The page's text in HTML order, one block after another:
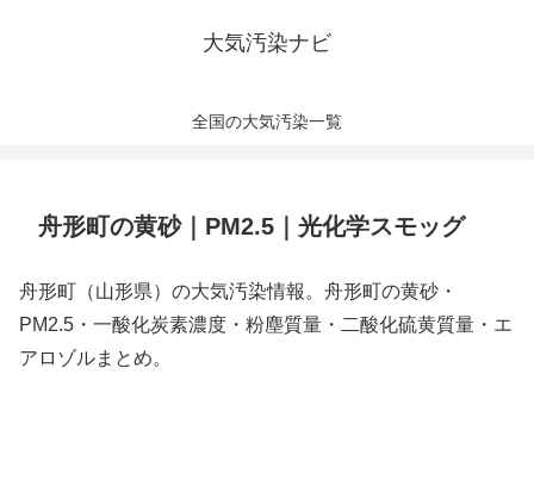
大気汚染ナビ
全国の大気汚染一覧
舟形町の黄砂｜PM2.5｜光化学スモッグ
舟形町（山形県）の大気汚染情報。舟形町の黄砂・
PM2.5・一酸化炭素濃度・粉塵質量・二酸化硫黄質量・エ
アロゾルまとめ。